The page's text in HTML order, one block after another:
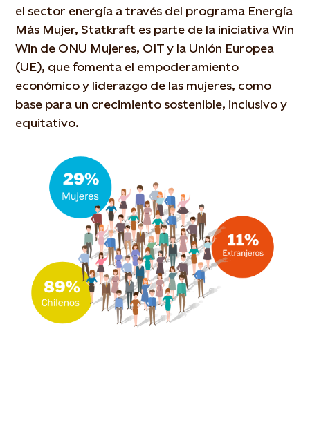
el sector energía a través del programa Energía
Más Mujer, Statkraft es parte de la iniciativa Win
Win de ONU Mujeres, OIT y la Unión Europea
(UE), que fomenta el empoderamiento
económico y liderazgo de las mujeres, como
base para un crecimiento sostenible, inclusivo y
equitativo.